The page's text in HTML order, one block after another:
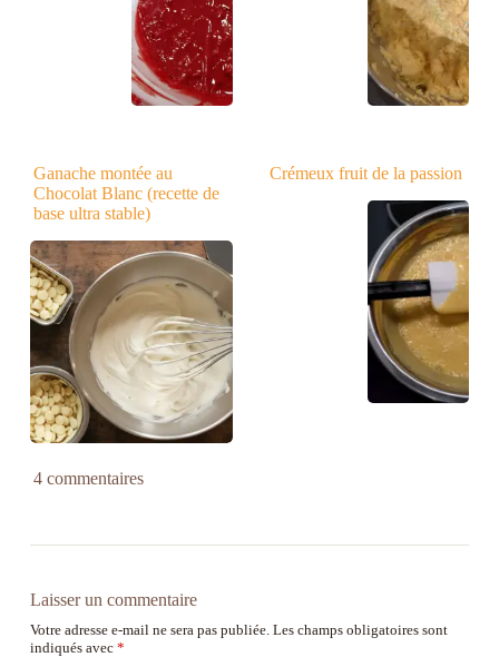
Ganache montée au
Chocolat Blanc (recette de
base ultra stable)
Crémeux fruit de la passion
4 commentaires
Laisser un commentaire
Votre adresse e-mail ne sera pas publiée. Les champs obligatoires sont
indiqués avec *